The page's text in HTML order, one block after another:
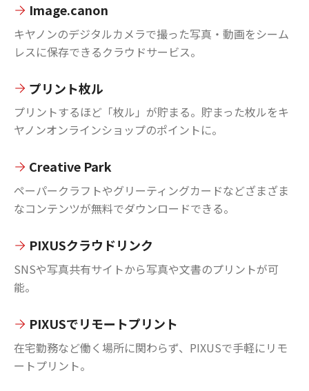
Image.canon
キヤノンのデジタルカメラで撮った写真・動画をシーム
レスに保存できるクラウドサービス。
プリント枚ル
プリントするほど「枚ル」が貯まる。貯まった枚ルをキ
ヤノンオンラインショップのポイントに。
Creative Park
ペーパークラフトやグリーティングカードなどざまざま
なコンテンツが無料でダウンロードできる。
PIXUSクラウドリンク
SNSや写真共有サイトから写真や文書のプリントが可
能。
PIXUSでリモートプリント
在宅勤務など働く場所に関わらず、PIXUSで手軽にリモ
ートプリント。